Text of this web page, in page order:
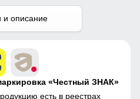
Полиэстер
и описание
«Честный ЗНАК»
есть в реестрах